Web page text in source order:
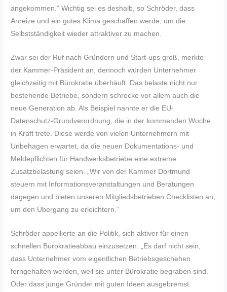
angekommen.“ Wichtig sei es deshalb, so Schröder, dass
Anreize und ein gutes Klima geschaffen werde, um die
Selbstständigkeit wieder attraktiver zu machen.
Zwar sei der Ruf nach Gründern und Start-ups groß, merkte
der Kammer-Präsident an, dennoch würden Unternehmer
gleichzeitig mit Bürokratie überhäuft. Das belaste nicht nur
bestehende Betriebe, sondern schrecke vor allem auch die
neue Generation ab. Als Beispiel nannte er die EU-
Datenschutz-Grundverordnung, die in der kommenden Woche
in Kraft trete. Diese werde von vielen Unternehmern mit
Unbehagen erwartet, da die neuen Dokumentations- und
Meldepflichten für Handwerksbetriebe eine extreme
Zusatzbelastung seien. „Wir von der Kammer Dortmund
steuern mit Informationsveranstaltungen und Beratungen
dagegen und bieten unseren Mitgliedsbetrieben Checklisten an,
um den Übergang zu erleichtern.“
Schröder appellierte an die Politik, sich aktiver für einen
schnellen Bürokratieabbau einzusetzen. „Es darf nicht sein,
dass Unternehmer vom eigentlichen Betriebsgeschehen
ferngehalten werden, weil sie unter Bürokratie begraben sind.
Oder dass junge Gründer mit guten Ideen ausgebremst